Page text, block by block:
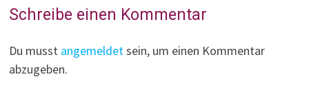
Schreibe einen Kommentar
Du musst angemeldetsein, um einen Kommentar
abzugeben.